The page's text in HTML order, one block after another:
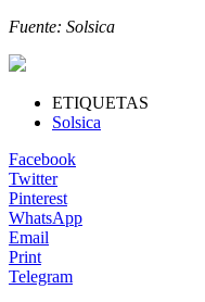
Fuente: Solsica
ETIQUETAS
Solsica
Facebook
Twitter
Pinterest
WhatsApp
Email
Print
Telegram